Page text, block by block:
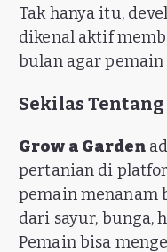
Tak hanya itu,
dikenal aktif
bulan agar
Sekilas
Grow a Garden
pertanian di
pemain menanam
dari sayur, bunga,
Pemain bisa